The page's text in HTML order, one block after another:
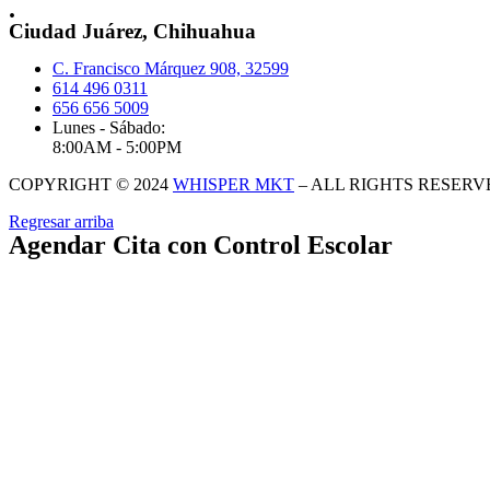
.
Ciudad Juárez, Chihuahua
C. Francisco Márquez 908, 32599
614 496 0311
656 656 5009
Lunes - Sábado:
8:00AM - 5:00PM
COPYRIGHT © 2024 WHISPER MKT – ALL RIGHTS
Regresar arriba
Agendar Cita con Control Escolar